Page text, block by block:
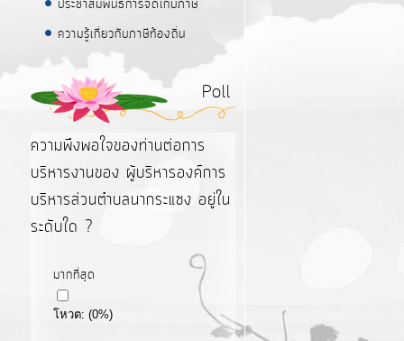
ประชาสัมพันธ์การจัดเก็บภาษี
ความรู้เกี่ยวกับภาษีท้องถิ่น
Poll
ความพึงพอใจของท่านต่อการ
บริหารงานของ ผู้บริหารองค์การ
บริหารส่วนตำบลนากระแซง อยู่ใน
ระดับใด ?
มากที่สุด
โหวต: (0%)